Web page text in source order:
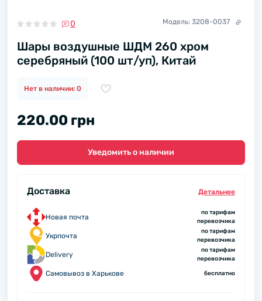
0 Модель: 3208-0037
Шары воздушные ШДМ 260 хром
серебряный (100 шт/уп), Китай
Нет в наличии: 0
220.00 грн
Уведомить о наличии
Доставка Детальнее
Новая почта
по тарифам
перевозчика
Укрпочта
по тарифам
перевозчика
Delivery
по тарифам
перевозчика
Самовывоз в Харькове бесплатно